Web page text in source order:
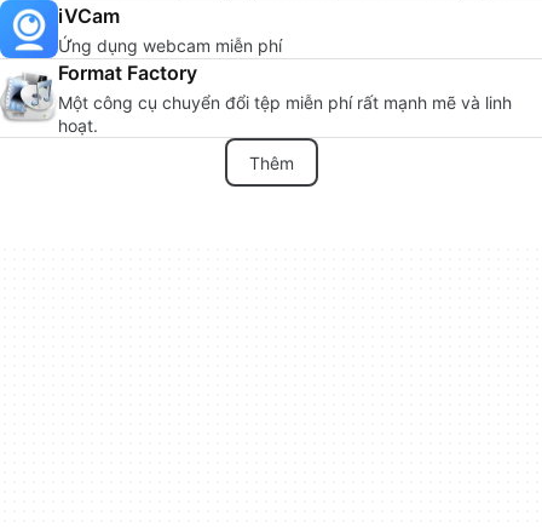
iVCam
Ứng dụng webcam miễn phí
Format Factory
Một công cụ chuyển đổi tệp miễn phí rất mạnh mẽ và linh
hoạt.
Thêm